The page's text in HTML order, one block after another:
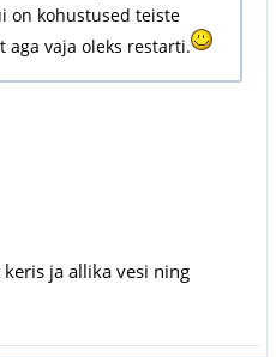
on kohustused teiste
aga vaja oleks restarti.
ja allika vesi ning